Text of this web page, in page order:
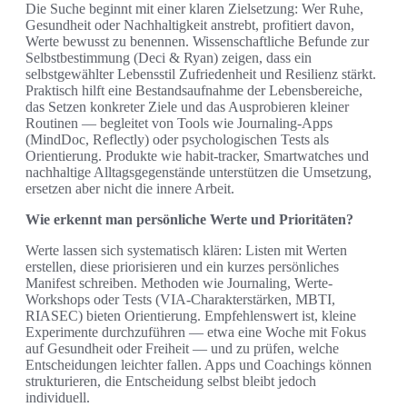
Die Suche beginnt mit einer klaren Zielsetzung: Wer Ruhe,
Gesundheit oder Nachhaltigkeit anstrebt, profitiert davon,
Werte bewusst zu benennen. Wissenschaftliche Befunde zur
Selbstbestimmung (Deci & Ryan) zeigen, dass ein
selbstgewählter Lebensstil Zufriedenheit und Resilienz stärkt.
Praktisch hilft eine Bestandsaufnahme der Lebensbereiche,
das Setzen konkreter Ziele und das Ausprobieren kleiner
Routinen — begleitet von Tools wie Journaling-Apps
(MindDoc, Reflectly) oder psychologischen Tests als
Orientierung. Produkte wie habit-tracker, Smartwatches und
nachhaltige Alltagsgegenstände unterstützen die Umsetzung,
ersetzen aber nicht die innere Arbeit.
Wie erkennt man persönliche Werte und Prioritäten?
Werte lassen sich systematisch klären: Listen mit Werten
erstellen, diese priorisieren und ein kurzes persönliches
Manifest schreiben. Methoden wie Journaling, Werte-
Workshops oder Tests (VIA-Charakterstärken, MBTI,
RIASEC) bieten Orientierung. Empfehlenswert ist, kleine
Experimente durchzuführen — etwa eine Woche mit Fokus
auf Gesundheit oder Freiheit — und zu prüfen, welche
Entscheidungen leichter fallen. Apps und Coachings können
strukturieren, die Entscheidung selbst bleibt jedoch
individuell.